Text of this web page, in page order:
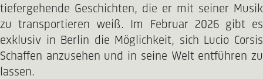
tiefergehende Geschichten, die er mit seiner Musik
zu transportieren weiß. Im Februar 2026 gibt es
exklusiv in Berlin die Möglichkeit, sich Lucio Corsis
Schaffen anzusehen und in seine Welt entführen zu
lassen.